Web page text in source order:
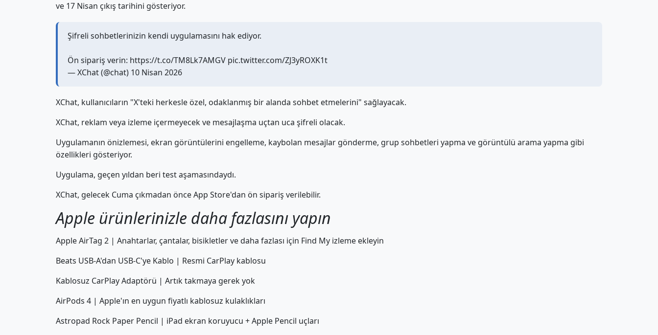
ve 17 Nisan çıkış tarihini gösteriyor.
Şifreli sohbetlerinizin kendi uygulamasını hak ediyor.
Ön sipariş verin: https://t.co/TM8Lk7AMGV pic.twitter.com/ZJ3yROXK1t
— XChat (@chat) 10 Nisan 2026
XChat, kullanıcıların "X'teki herkesle özel, odaklanmış bir alanda sohbet etmelerini" sağlayacak.
XChat, reklam veya izleme içermeyecek ve mesajlaşma uçtan uca şifreli olacak.
Uygulamanın önizlemesi, ekran görüntülerini engelleme, kaybolan mesajlar gönderme, grup sohbetleri yapma ve görüntülü arama yapma gibi
özellikleri gösteriyor.
Uygulama, geçen yıldan beri test aşamasındaydı.
XChat, gelecek Cuma çıkmadan önce App Store'dan ön sipariş verilebilir.
Apple ürünlerinizle daha fazlasını yapın
Apple AirTag 2 | Anahtarlar, çantalar, bisikletler ve daha fazlası için Find My izleme ekleyin
Beats USB-A'dan USB-C'ye Kablo | Resmi CarPlay kablosu
Kablosuz CarPlay Adaptörü | Artık takmaya gerek yok
AirPods 4 | Apple'ın en uygun fiyatlı kablosuz kulaklıkları
Astropad Rock Paper Pencil | iPad ekran koruyucu + Apple Pencil uçları